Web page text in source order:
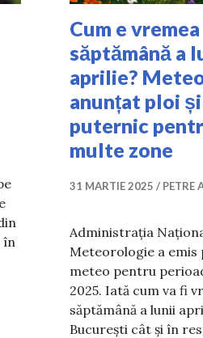
dacă nu respecți aceste
în
din lume INTERZISE
Cum e
săptămână a
aprilie?
anunțat ploi
puternic
multe zone
31 MARTIE 2025 PETRE
Administrația
Meteorologie a emis
meteo pentru
2025. Iată cum va fi
săptămână a lunii
București cât și în